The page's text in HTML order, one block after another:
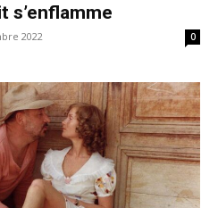
s’enflamme
2022 0